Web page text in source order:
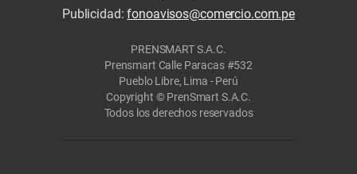
Publicidad:fonoavisos@comercio.com.pe
PRENSMART S.A.C.
Prensmart Calle Paracas #532
Pueblo Libre, Lima - Perú
Copyright © PrenSmart S.A.C.
Todos los derechos reservados